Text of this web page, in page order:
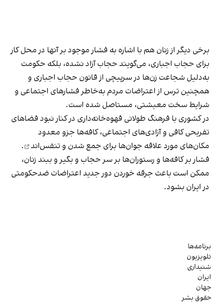
برخی دیگر از زنان هم با اشاره به فشار موجود بر آنها در محل کار
برای حجاب اجباری، می‌گویند حجاب آزاد نشده، بلکه حکومت
به‌دلیل شجاعت زن‌ها در سرپیچی از قانون حجاب اجباری و
همچنین ترس از اعتراضات مردم به‌خاطر فشارهای اجتماعی و
شرایط سخت معیشتی، مستاصل شده است.
در کشوری با فرهنگ طولانی قهوه‌‌خانه‌داری در کنار نبود فضاهای
تفریحی کافی و آزادی‌های اجتماعی، کافه‌ها جزو معدود
مکان‌های مورد علاقه جوان‌ها برای جمع شدن و تنفس‌اند
.
فشار بر کافه‌ها و رستوران‌ها بر سر حجاب و بگیر و ببند زنان،
ممکن است باعث جرقه خوردن دور جدید اعتراضات ضدحکومتی
در ایران بشود.
برنامه‌ها
تلویزیون
شنیداری
ایران
جهان
حقوق بشر